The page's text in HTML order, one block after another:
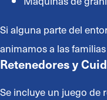
Si alguna parte del
animamos a las
Retenedores y
Se incluye un juego de